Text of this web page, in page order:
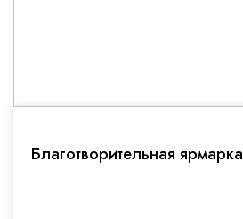
Благотворительная ярмарка